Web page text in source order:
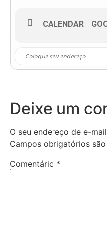
CALENDAR
Deixe um
O seu endereço de e-
Campos obrigatórios
Comentário *